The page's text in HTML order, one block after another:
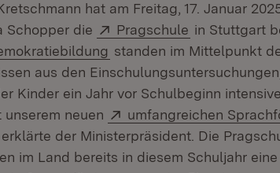
hat am Freitag, 17. Januar
Schopper die
Extern:
Pragschule (Öffnet in
in Stuttgart
Fenster) (Öffnet in neuem Fenster)
standen im Mittelpunkt
aus den
Kinder ein Jahr vor Schulbeginn
neuen
Extern:
umfangreichen
der Ministerpräsident. Die
im Land bereits in diesem Schuljahr